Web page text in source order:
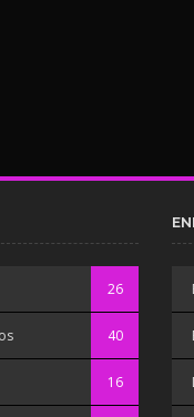
26
40
16